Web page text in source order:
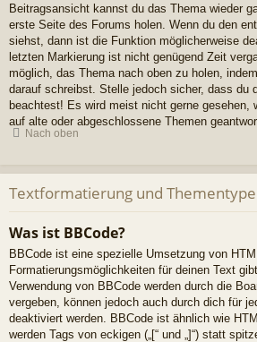
Beitragsansicht kannst du das Thema wieder
erste Seite des Forums holen. Wenn du den
siehst, dann ist die Funktion möglicherweise
letzten Markierung ist nicht genügend Zeit
möglich, das Thema nach oben zu holen,
darauf schreibst. Stelle jedoch sicher, dass du
beachtest! Es wird meist nicht gerne gesehen,
auf alte oder abgeschlossene Themen
Nach oben
Textformatierung und
Was ist BBCode?
BBCode ist eine spezielle Umsetzung von
Formatierungsmöglichkeiten für deinen Text
Verwendung von BBCode werden durch die
vergeben, können jedoch auch durch dich für
deaktiviert werden. BBCode ist ähnlich wie
werden Tags von eckigen („[“ und „]“) statt